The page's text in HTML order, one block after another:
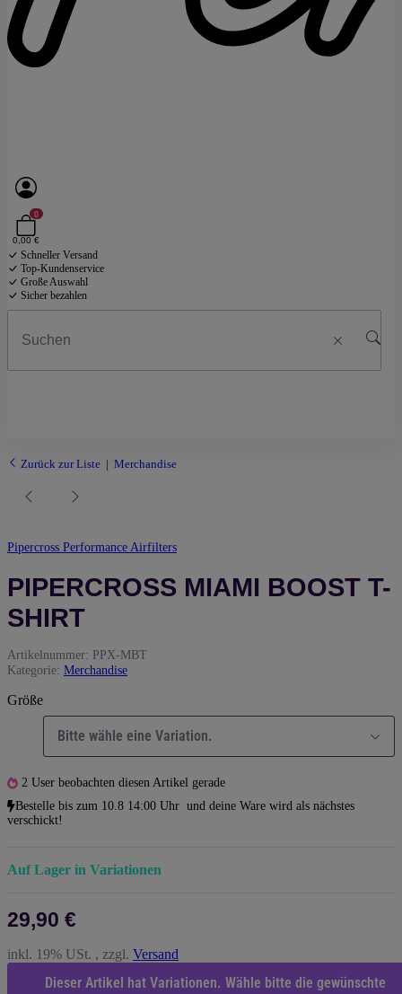
0
0,00 €
Schneller Versand
Top-Kundenservice
Große Auswahl
Sicher bezahlen
Zurück zur Liste Merchandise
Pipercross Performance Airfilters
PIPERCROSS MIAMI BOOST T-
SHIRT
Artikelnummer: PPX-MBT
Kategorie: Merchandise
Größe
Bitte wähle eine Variation.
2 User beobachten diesen Artikel gerade
Bestelle bis zum 10.8 14:00 Uhr und deine Ware wird als nächstes
verschickt!
Auf Lager in Variationen
29,90 €
inkl. 19% USt. , zzgl. Versand
Dieser Artikel hat Variationen. Wähle bitte die gewünschte